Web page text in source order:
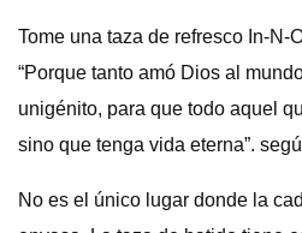
Tome una taza de refresco In-N-
“Porque tanto amó Dios al
unigénito, para que todo aquel
sino que tenga vida eterna”.
No es el único lugar donde la